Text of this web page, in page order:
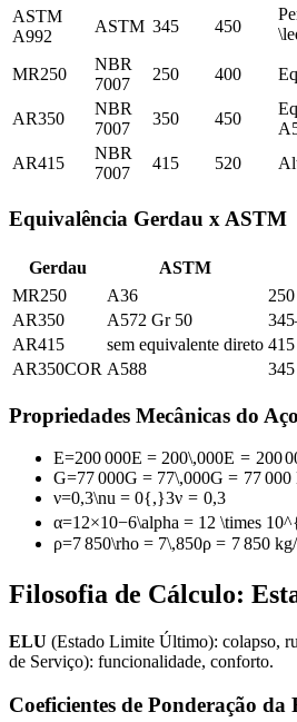
ASTM
A992
ASTM 345 450
MR250
NBR
7007
250 400
AR350
NBR
7007
350 450
AR415
NBR
7007
415 520
Equivalência Gerdau x ASTM
Gerdau ASTM
MR250
A36
AR350
A572 Gr 50
AR415
sem equivalente direto
AR350COR A588
Propriedades Mecânicas do Aço
E=200000E = 200\,000E = 200
G=77000G = 77\,000G = 77000
ν=0,3\nu = 0{,}3ν = 0,3
α=12×10−6\alpha = 12 \times
ρ=7850\rho = 7\,850ρ = 7850kg/
Filosofia de Cálculo:
ELU (Estado Limite Último): colapso,
de Serviço): funcionalidade, conforto.
Coeficientes de Ponderação da